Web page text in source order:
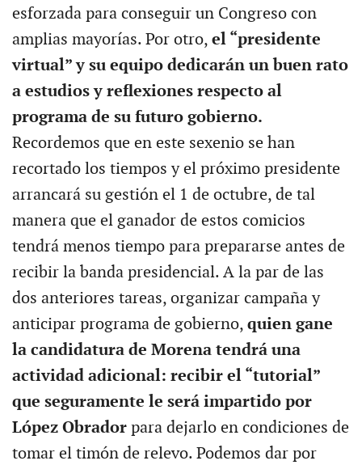
esforzada para conseguir un Congreso con
amplias mayorías. Por otro, el “presidente
virtual” y su equipo dedicarán un buen rato
a estudios y reflexiones respecto al
programa de su futuro gobierno.
Recordemos que en este sexenio se han
recortado los tiempos y el próximo presidente
arrancará su gestión el 1 de octubre, de tal
manera que el ganador de estos comicios
tendrá menos tiempo para prepararse antes de
recibir la banda presidencial. A la par de las
dos anteriores tareas, organizar campaña y
anticipar programa de gobierno, quien gane
la candidatura de Morena tendrá una
actividad adicional: recibir el “tutorial”
que seguramente le será impartido por
López Obradorpara dejarlo en condiciones de
tomar el timón de relevo. Podemos dar por